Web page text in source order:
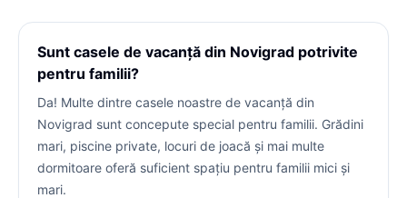
Sunt casele de vacanță din Novigrad potrivite
pentru familii?
Da! Multe dintre casele noastre de vacanță din
Novigrad sunt concepute special pentru familii. Grădini
mari, piscine private, locuri de joacă și mai multe
dormitoare oferă suficient spațiu pentru familii mici și
mari.